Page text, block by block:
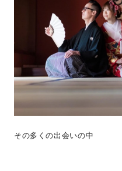
その多くの出会いの中